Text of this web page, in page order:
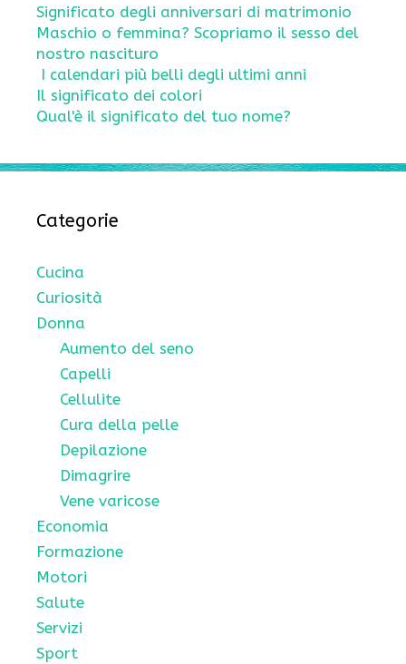
Significato degli anniversari di matrimonio
Maschio o femmina? Scopriamo il sesso del
nostro nascituro
I calendari più belli degli ultimi anni
Il significato dei colori
Qual'è il significato del tuo nome?
Categorie
Cucina
Curiosità
Donna
Aumento del seno
Capelli
Cellulite
Cura della pelle
Depilazione
Dimagrire
Vene varicose
Economia
Formazione
Motori
Salute
Servizi
Sport